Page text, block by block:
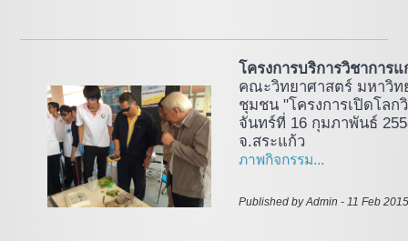
โครงการบริการวิชากา
คณะวิทยาศาสตร์ มหาวิท
ชุมชน "โครงการเปิดโล
จันทร์ที่ 16 กุมภาพันธ์
จ.สระแก้ว
ภาพกิจกรรม...
Published by Admin - 11 Feb